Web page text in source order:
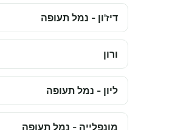
דיז'ון - נמל תעופה
ורון
ליון - נמל תעופה
מונפלייה - נמל תעופה